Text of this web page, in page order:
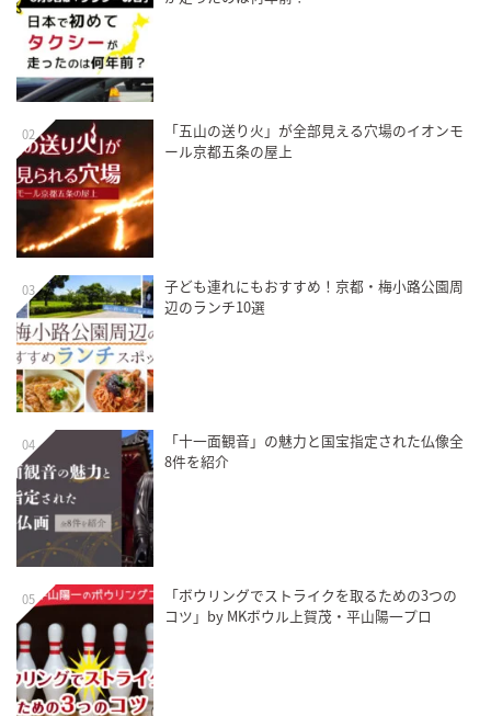
02
「五山の送り火」が全部見える穴場のイオンモ
ール京都五条の屋上
03
子ども連れにもおすすめ！京都・梅小路公園周
辺のランチ10選
04
「十一面観音」の魅力と国宝指定された仏像全
8件を紹介
05
「ボウリングでストライクを取るための3つの
コツ」by MKボウル上賀茂・平山陽一プロ